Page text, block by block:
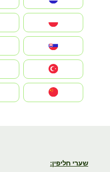
שערי חליפין: